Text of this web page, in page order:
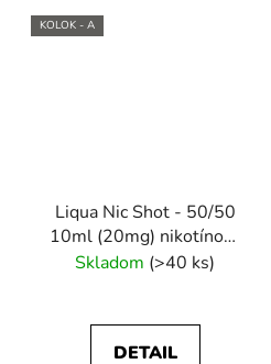
KOLOK - A
Liqua Nic Shot - 50/50
10ml (20mg) nikotínový
booster
Skladom (>40 ks)
DETAIL